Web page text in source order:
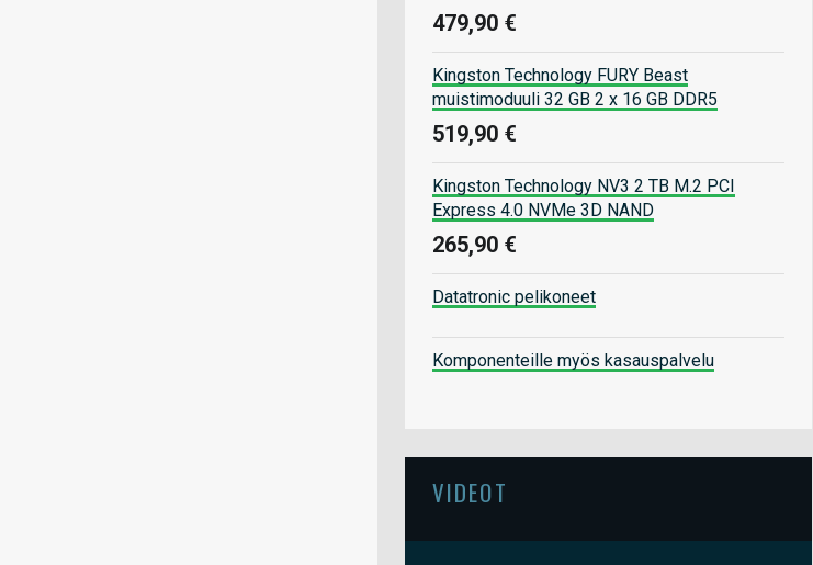
479,90 €
Kingston Technology FURY Beast
muistimoduuli 32 GB 2 x 16 GB DDR5
519,90 €
Kingston Technology NV3 2 TB M.2 PCI
Express 4.0 NVMe 3D NAND
265,90 €
Datatronic pelikoneet
Komponenteille myös kasauspalvelu
VIDEOT